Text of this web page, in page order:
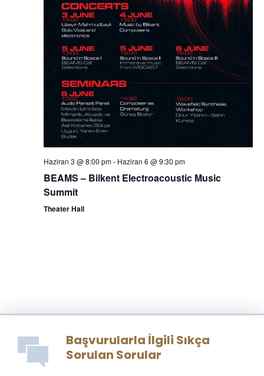
Haziran 3 @ 8:00 pm- Haziran 6 @ 9:30 pm
BEAMS – Bilkent Electroacoustic Music
Summit
Theater Hall
Başvurularla İlgili Sıkça
Sorulan Sorular